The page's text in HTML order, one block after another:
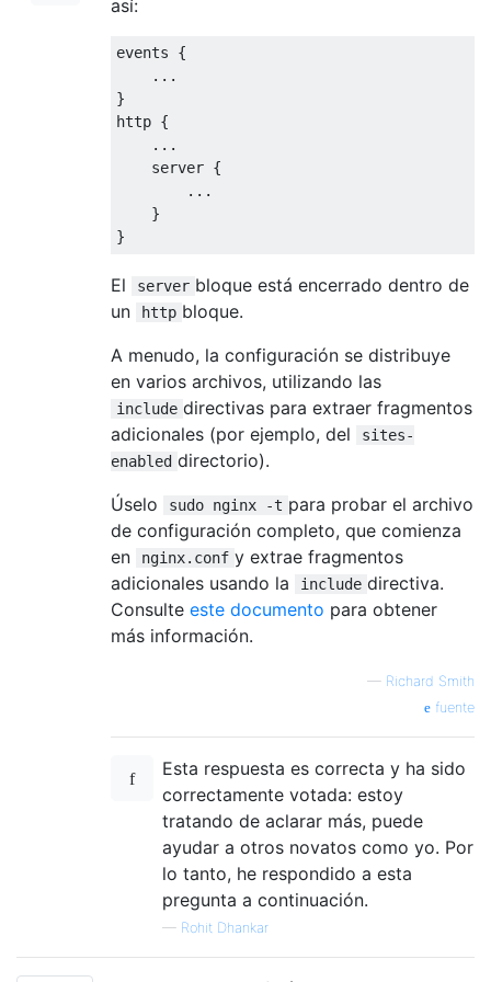
así:
events {
    ...
}
http {
    ...
    server {
        ...
    }
El server bloque está encerrado dentro de
un
http bloque.
A menudo, la configuración se distribuye
en varios archivos, utilizando las
include directivas para extraer fragmentos
adicionales (por ejemplo, del
sites-
enabled directorio).
Úselo
sudo nginx -t para probar el archivo
de configuración completo, que comienza
en
nginx.conf y extrae fragmentos
adicionales usando la
include directiva.
Consulte este documento para obtener
más información.
— Richard Smith
fuente
Esta respuesta es correcta y ha sido
correctamente votada: estoy
tratando de aclarar más, puede
ayudar a otros novatos como yo. Por
lo tanto, he respondido a esta
pregunta a continuación.
— Rohit Dhankar